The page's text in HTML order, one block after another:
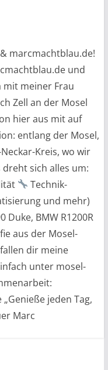
marcmachtblau.de!
und
mit meiner Frau
Zell an der Mosel
hier aus mit auf
entlang der Mosel,
Kreis, wo wir
sich alles um:
Technik-
und mehr)
Duke, BMW R1200R
aus der Mosel-
dir meine
unter mosel-
jeden Tag,
Marc